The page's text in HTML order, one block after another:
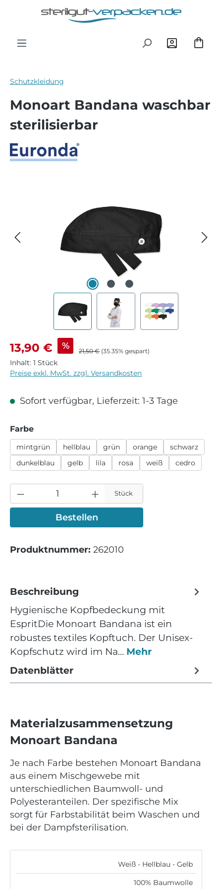
Zum Hauptinhalt springen
Schutzkleidung
Monoart Bandana waschbar
sterilisierbar
Verkaufspreis:
13,90 € % Regulärer Preis:
21,50 € (35.35% gespart)
Inhalt: 1 Stück
Preise exkl. MwSt. zzgl. Versandkosten
Sofort verfügbar, Lieferzeit: 1-3 Tage
Farbeauswählen
mintgrün hellblau grün orange
schwarz
dunkelblau
gelb lila rosa weiß cedro
Stück
Bestellen
Produktnummer: 262010
Beschreibung
Hygienische Kopfbedeckung mit
EspritDie Monoart Bandana ist ein
robustes textiles Kopftuch. Der Unisex-
Kopfschutz wird im Na… Mehr
Datenblätter
Materialzusammensetzung
Monoart Bandana
Je nach Farbe bestehen Monoart Bandana
aus einem Mischgewebe mit
unterschiedlichen Baumwoll- und
Polyesteranteilen. Der spezifische Mix
sorgt für Farbstabilität beim Waschen und
bei der Dampfsterilisation.
Weiß - Hellblau - Gelb
100% Baumwolle